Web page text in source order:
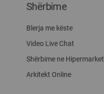
Shërbime
Blerja me këste
Video Live Chat
Shërbime ne Hipermarket
Arkitekt Online